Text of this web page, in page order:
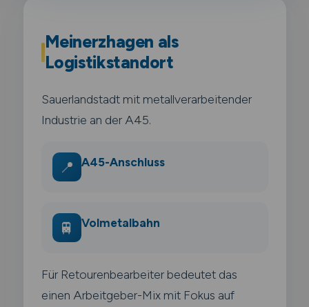
Meinerzhagen als
Logistikstandort
Sauerlandstadt mit metallverarbeitender
Industrie an der A45.
📍 A45-Anschluss
🚆 Volmetalbahn
Für Retourenbearbeiter bedeutet das
einen Arbeitgeber-Mix mit Fokus auf